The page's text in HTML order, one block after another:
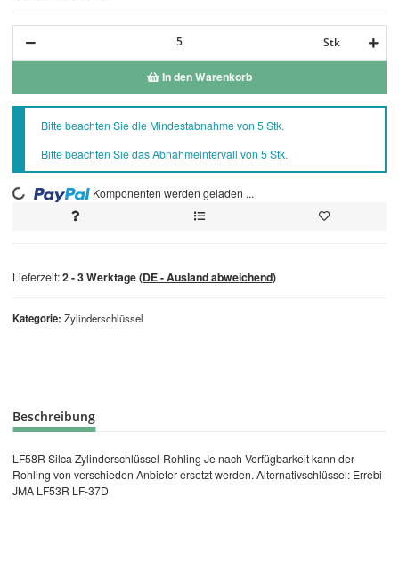
Kategorie Zylinderschlüssel
Stk
In den Warenkorb
xBitte beachten Sie die Mindestabnahme von 5 Stk.
Bitte beachten Sie das Abnahmeintervall von 5 Stk.
Loading... Komponenten werden geladen ...
Lieferzeit:2 - 3 Werktage(DE - Ausland abweichend)
Beschreibung
LF58R Silca Zylinderschlüssel-Rohling Je nach Verfügbarkeit kann der
Rohling von verschieden Anbieter ersetzt werden. Alternativschlüssel: Errebi
JMA LF53R LF-37D